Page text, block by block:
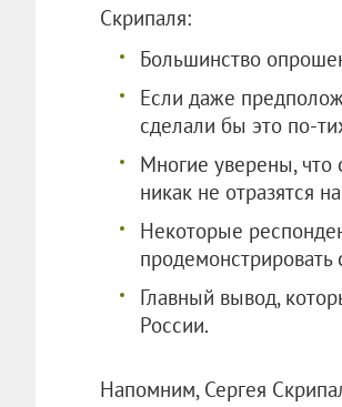
Скрипаля:
Большинство
Если даже
сделали бы это по-
Многие уверены,
никак не отразятся
Некоторые
продемонстрировать
Главный вывод,
России.
Напомним, Сергея